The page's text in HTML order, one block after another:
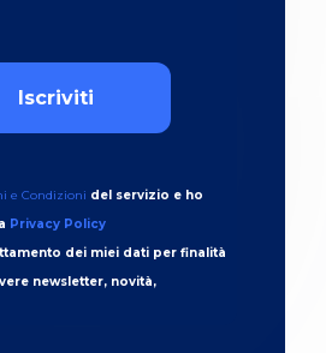
e Condizioni del servizio e ho
Privacy Policy
dei miei dati per finalità
newsletter, novità,